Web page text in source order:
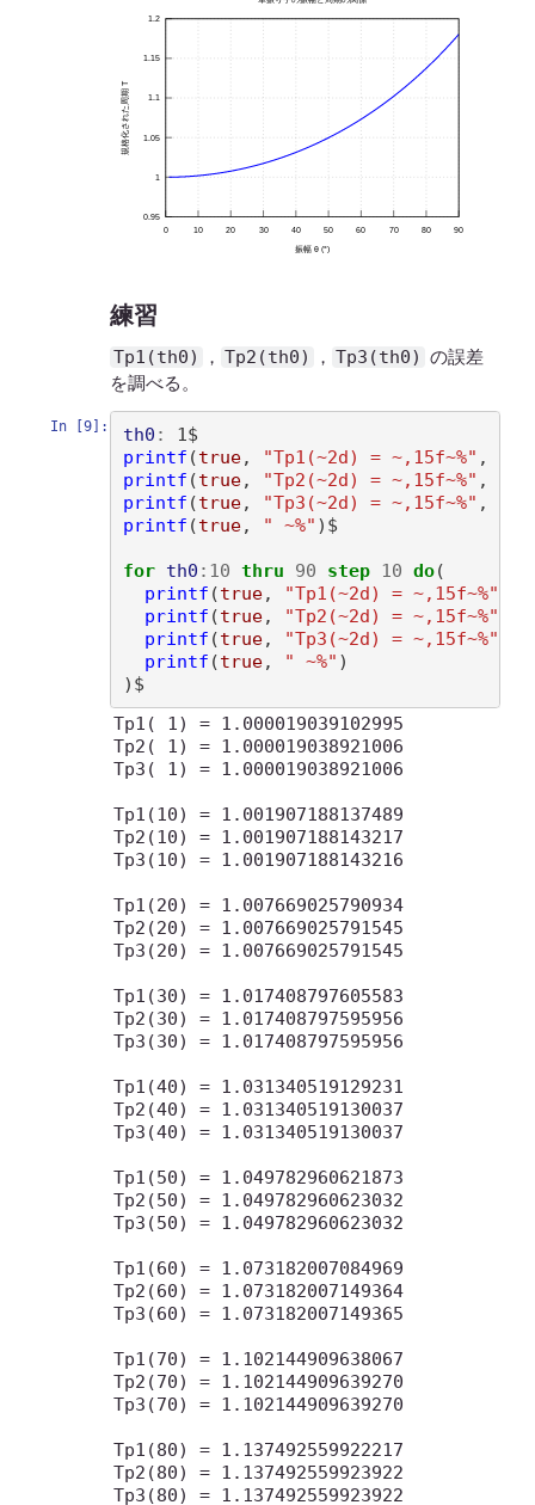
練習
Tp1(th0) ， Tp2(th0) ， Tp3(th0)
の誤差
を調べる。
In [9]: th0 :
printf (true, "Tp1(~2d) = ~,15f~%" ,
printf (true, "Tp2(~2d) = ~,15f~%" ,
printf (true, "Tp3(~2d) = ~,15f~%" ,
printf (true, " ~%" ) $
for th0 : 10 thru 90 step 10 do(
printf (true, "Tp1(~2d) = ~,15f~%"
printf (true, "Tp2(~2d) = ~,15f~%"
printf (true, "Tp3(~2d) = ~,15f~%"
printf (true, " ~%" )
)
Tp1( 1) = 1.000019039102995
Tp2( 1) = 1.000019038921006
Tp3( 1) = 1.000019038921006
Tp1(10) = 1.001907188137489
Tp2(10) = 1.001907188143217
Tp3(10) = 1.001907188143216
Tp1(20) = 1.007669025790934
Tp2(20) = 1.007669025791545
Tp3(20) = 1.007669025791545
Tp1(30) = 1.017408797605583
Tp2(30) = 1.017408797595956
Tp3(30) = 1.017408797595956
Tp1(40) = 1.031340519129231
Tp2(40) = 1.031340519130037
Tp3(40) = 1.031340519130037
Tp1(50) = 1.049782960621873
Tp2(50) = 1.049782960623032
Tp3(50) = 1.049782960623032
Tp1(60) = 1.073182007084969
Tp2(60) = 1.073182007149364
Tp3(60) = 1.073182007149365
Tp1(70) = 1.102144909638067
Tp2(70) = 1.102144909639270
Tp3(70) = 1.102144909639270
Tp1(80) = 1.137492559922217
Tp2(80) = 1.137492559923922
Tp3(80) = 1.137492559923922